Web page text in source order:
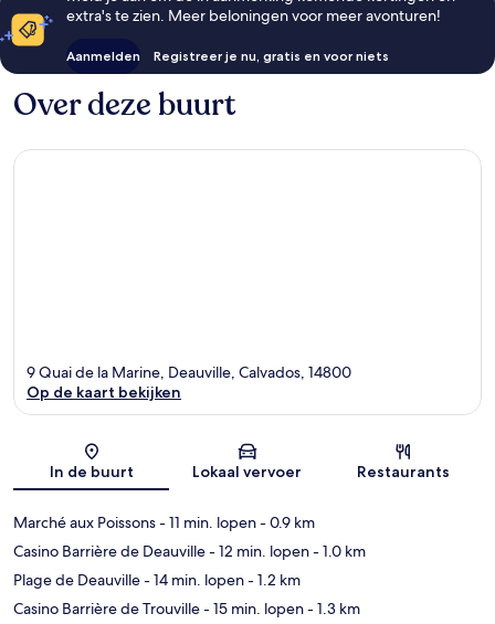
extra's te zien. Meer beloningen voor meer avonturen!
Aanmelden Registreer je nu, gratis en voor niets
Over deze buurt
Kaart
9 Quai de la Marine, Deauville, Calvados, 14800
Op de kaart bekijken
In de buurt Lokaal vervoer Restaurants
Marché aux Poissons- 11 min. lopen- 0.9 km
Casino Barrière de Deauville- 12 min. lopen- 1.0 km
Plage de Deauville- 14 min. lopen- 1.2 km
Casino Barrière de Trouville- 15 min. lopen- 1.3 km